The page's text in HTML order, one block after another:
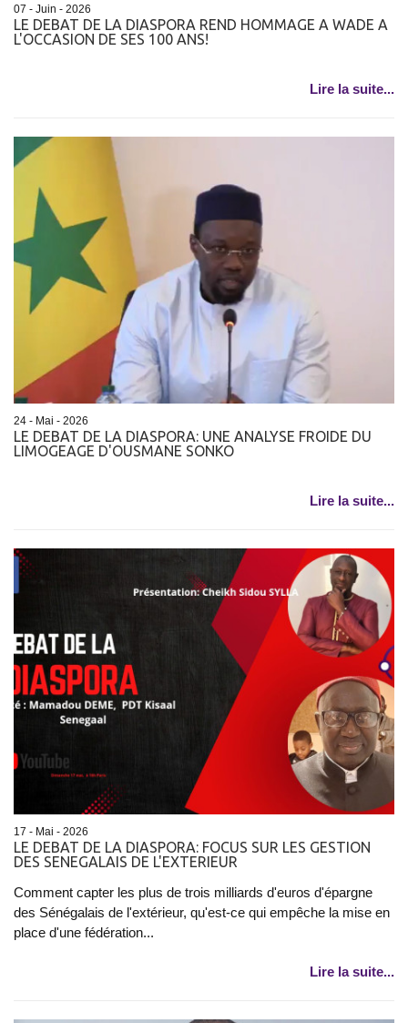
07 - Juin - 2026
LE DEBAT DE LA DIASPORA REND HOMMAGE A WADE A
L'OCCASION DE SES 100 ANS!
Lire la suite...
24 - Mai - 2026
LE DEBAT DE LA DIASPORA: UNE ANALYSE FROIDE DU
LIMOGEAGE D'OUSMANE SONKO
Lire la suite...
17 - Mai - 2026
LE DEBAT DE LA DIASPORA: FOCUS SUR LES GESTION
DES SENEGALAIS DE L'EXTERIEUR
Comment capter les plus de trois milliards d'euros d'épargne
des Sénégalais de l'extérieur, qu'est-ce qui empêche la mise en
place d'une fédération...
Lire la suite...